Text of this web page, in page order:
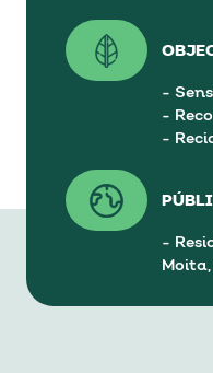
-
-
-
-